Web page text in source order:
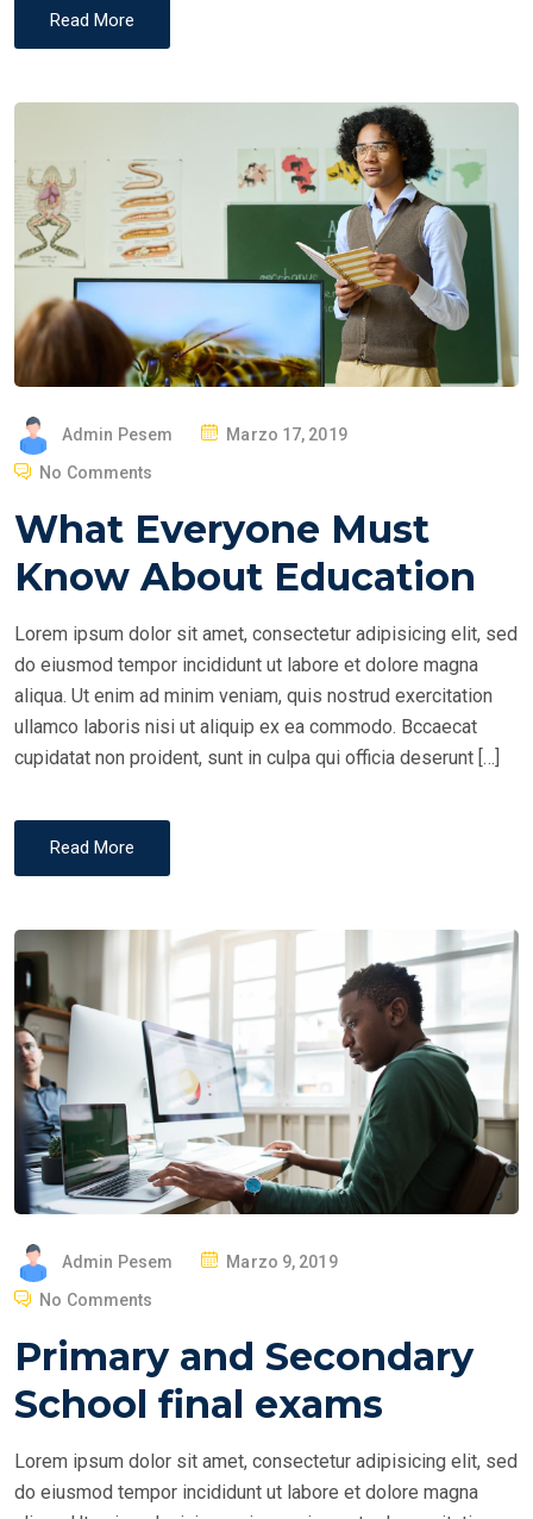
Read More
Admin Pesem
P
T
E
D
Marzo 17, 2019
No Comments
What Everyone Must
Know About Education
Lorem ipsum dolor sit amet, consectetur adipisicing elit, sed
do eiusmod tempor incididunt ut labore et dolore magna
aliqua. Ut enim ad minim veniam, quis nostrud exercitation
ullamco laboris nisi ut aliquip ex ea commodo. Bccaecat
cupidatat non proident, sunt in culpa qui officia deserunt […]
Read More
Admin Pesem
P
T
D
Marzo 9, 2019
No Comments
Primary and Secondary
School final exams
Lorem ipsum dolor sit amet, consectetur adipisicing elit, sed
do eiusmod tempor incididunt ut labore et dolore magna